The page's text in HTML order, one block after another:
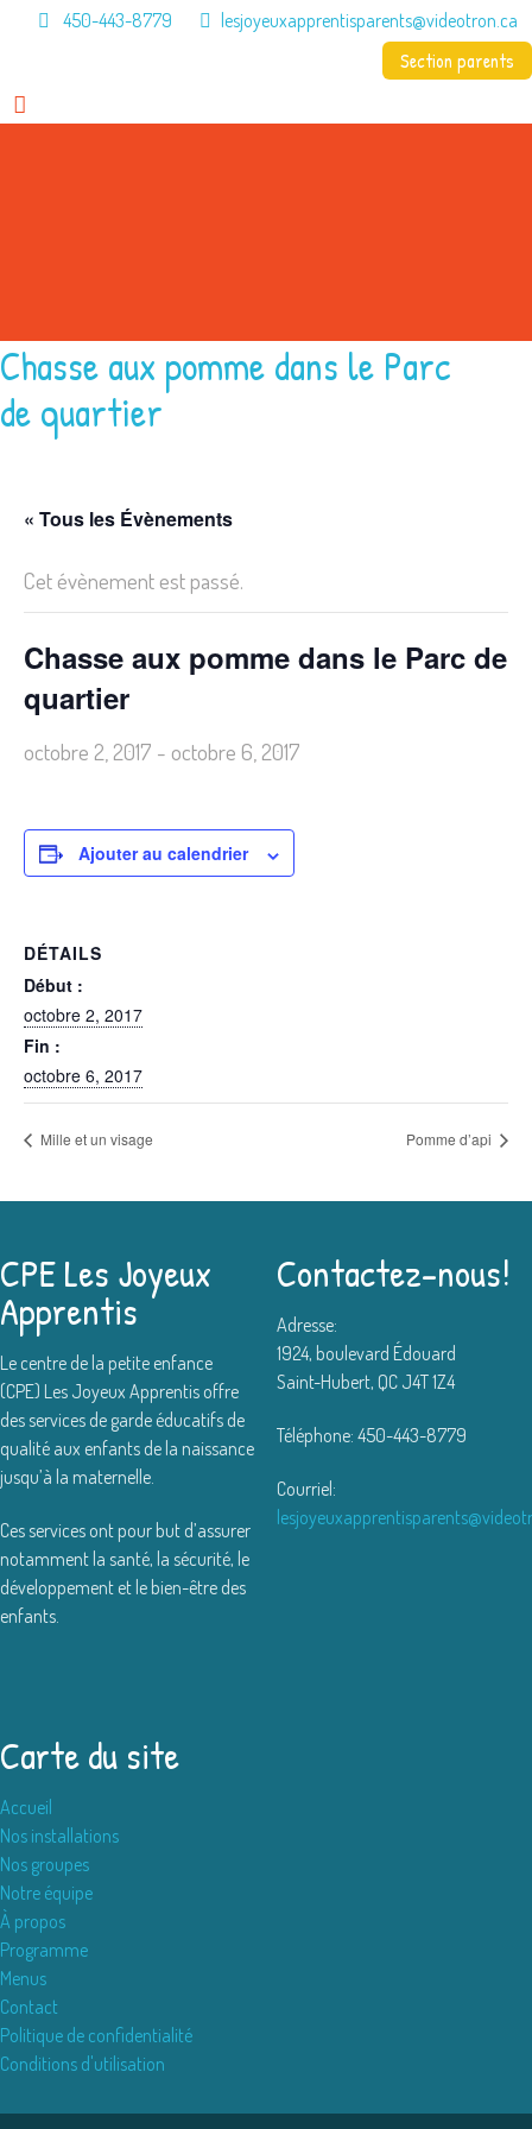
450-443-8779 lesjoyeuxapprentisparents@videotron.ca
Section parents
Chasse aux pomme dans le Parc
de quartier
« Tous les Évènements
Cet évènement est passé.
Chasse aux pomme dans le Parc de
quartier
octobre 2, 2017 - octobre 6, 2017
Ajouter au calendrier
DÉTAILS
Début :
octobre 2, 2017
Fin :
octobre 6, 2017
Mille et un visage Pomme d’api
CPE Les Joyeux
Apprentis
Le centre de la petite enfance
(CPE) Les Joyeux Apprentis offre
des services de garde éducatifs de
qualité aux enfants de la naissance
jusqu’à la maternelle.
Ces services ont pour but d’assurer
notamment la santé, la sécurité, le
développement et le bien-être des
enfants.
Contactez-nous!
Adresse:
1924, boulevard Édouard
Saint-Hubert, QC J4T 1Z4
Téléphone: 450-443-8779
Courriel:
Carte du site
Accueil
Nos installations
Nos groupes
Notre équipe
À propos
Programme
Menus
Contact
Politique de confidentialité
Conditions d'utilisation